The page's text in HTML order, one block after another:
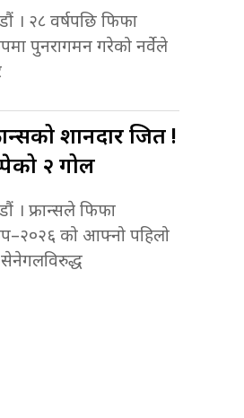
। २८ वर्षपछि फिफा
पुनरागमन गरेको नर्वेले
शानदार जित !
२ गोल
। फ्रान्सले फिफा
को आफ्नो पहिलो